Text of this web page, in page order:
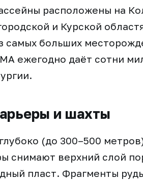
расположены на
и Курской
самых больших
ежегодно даёт сотни
и шахты
(до 300–500
снимают верхний слой
пласт. Фрагменты